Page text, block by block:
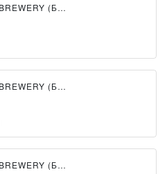
HAMMERMILL BREWERY (БУТЛЕГЕР)
HAMMERMILL BREWERY (БУТЛЕГЕР)
HAMMERMILL BREWERY (БУТЛЕГЕР)